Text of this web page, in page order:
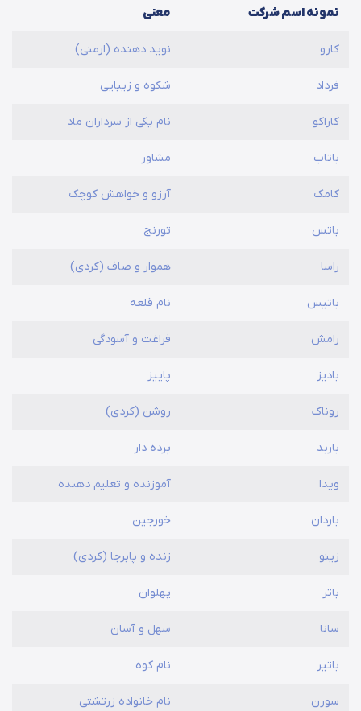
نمونه اسم شرکت معنی
کارو نوید دهنده (ارمنی)
فرداد شکوه و زیبایی
کاراکو نام یکی از سرداران ماد
باتاب مشاور
کامک آرزو و خواهش کوچک
باتس تورنج
راسا هموار و صاف (کردی)
باتیس نام قلعه
رامش فراغت و آسودگی
بادیز پاییز
روناک روشن (کردی)
باربد پرده دار
ویدا آموزنده و تعلیم دهنده
باردان خورجین
زینو زنده و پابرجا (کردی)
باتر پهلوان
سانا سهل و آسان
باتیر نام کوه
سورن نام خانواده زرتشتی